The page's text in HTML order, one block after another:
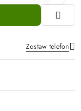
Zostaw telefon